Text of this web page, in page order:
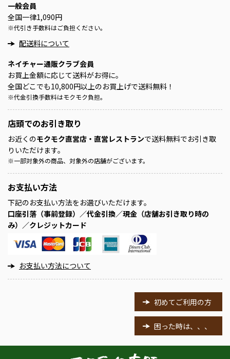
一般会員
全国一律1,090円
※代引き手数料はご負担ください。
配送料について
ネイチャー通販クラブ会員
お買上金額に応じて送料がお得に。
全国どこでも10,800円以上のお買上げで送料無料！
※代金引換手数料はモクモク負担。
店頭でのお引き取り
お近くのモクモク直営店・直営レストランで送料無料でお引き取
りいただけます。
※一部対象外の商品、対象外の店舗がございます。
お支払い方法
下記のお支払い方法をお選びいただけます。
口座引落（事前登録）／代金引換／現金（店舗お引き取り時の
み）／クレジットカード
お支払い方法について
初めてご利用の方
困った時は、、、